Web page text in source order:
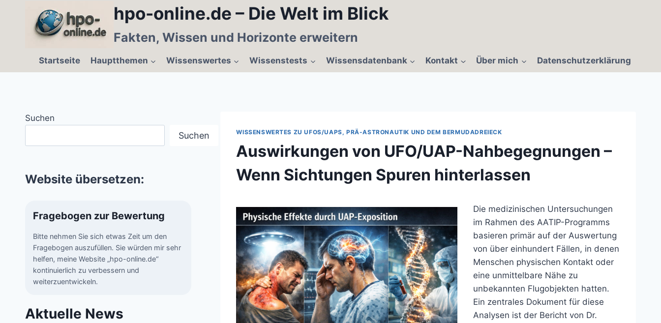
hpo-online.de – Die Welt im Blick
Fakten, Wissen und Horizonte erweitern
Startseite Hauptthemen Wissenswertes Wissenstests Wissensdatenbank Kontakt Über mich Datenschutzerklärung
WISSENSWERTES ZU UFOS/UAPS, PRÄ-ASTRONAUTIK UND DEM BERMUDADREIECK
Auswirkungen von UFO/UAP-Nahbegegnungen –
Wenn Sichtungen Spuren hinterlassen
Die medizinischen Untersuchungen
im Rahmen des AATIP-Programms
basieren primär auf der Auswertung
von über einhundert Fällen, in denen
Menschen physischen Kontakt oder
eine unmittelbare Nähe zu
unbekannten Flugobjekten hatten.
Ein zentrales Dokument für diese
Analysen ist der Bericht von Dr.
Suchen
Suchen
Website übersetzen:
Fragebogen zur Bewertung
Bitte nehmen Sie sich etwas Zeit um den
Fragebogen auszufüllen. Sie würden mir sehr
helfen, meine Website „hpo-online.de“
kontinuierlich zu verbessern und
weiterzuentwickeln.
Aktuelle News